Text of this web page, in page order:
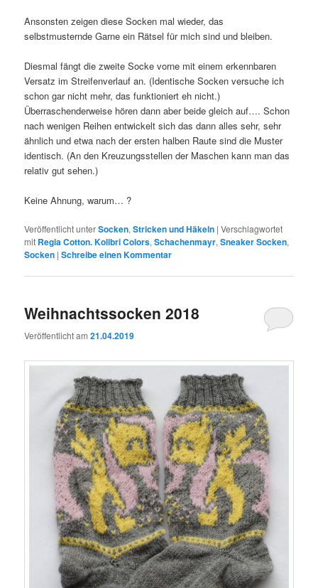
Ansonsten zeigen diese Socken mal wieder, das
selbstmusternde Garne ein Rätsel für mich sind und bleiben.
Diesmal fängt die zweite Socke vorne mit einem erkennbaren
Versatz im Streifenverlauf an. (Identische Socken versuche ich
schon gar nicht mehr, das funktioniert eh nicht.)
Überraschenderweise hören dann aber beide gleich auf…. Schon
nach wenigen Reihen entwickelt sich das dann alles sehr, sehr
ähnlich und etwa nach der ersten halben Raute sind die Muster
identisch. (An den Kreuzungsstellen der Maschen kann man das
relativ gut sehen.)
Keine Ahnung, warum… ?
Veröffentlicht unterSocken,Stricken und Häkeln |Verschlagwortet
mit Regia Cotton. Kolibri Colors,Schachenmayr,Sneaker Socken,
Socken |Schreibe einen Kommentar
Weihnachtssocken 2018
Veröffentlicht am21.04.2019